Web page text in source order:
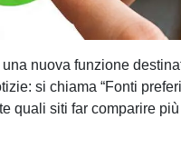
nuova funzione
si chiama “Fonti
quali siti far comparire